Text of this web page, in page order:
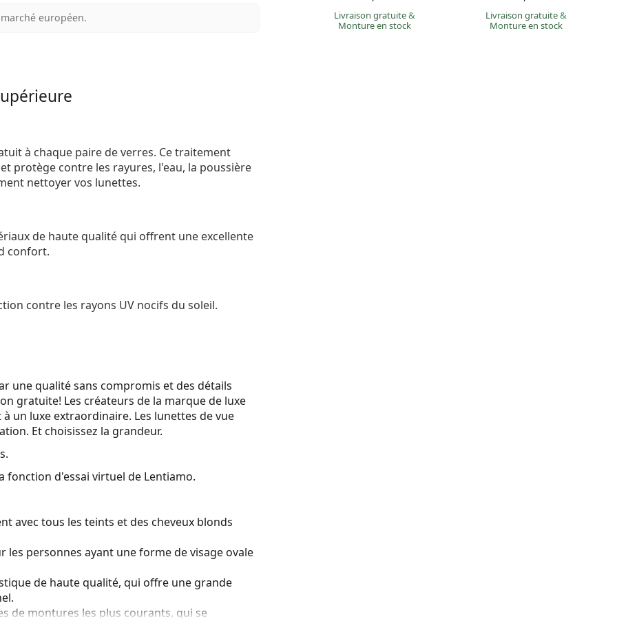
européen. Livraison gratuite&
Monture en stock
Livraison gratuite&
Monture en stock
à chaque paire de verres. Ce traitement
protège contre les rayures, l'eau, la poussière
nettoyer vos lunettes.
de haute qualité qui offrent une excellente
confort.
contre les rayons UV nocifs du soleil.
une qualité sans compromis et des détails
gratuite! Les créateurs de la marque de luxe
un luxe extraordinaire. Les lunettes de vue
Et choisissez la grandeur.
fonction d'essai virtuel de Lentiamo.
avec tous les teints et des cheveux blonds
personnes ayant une forme de visage ovale
de haute qualité, qui offre une grande
de montures les plus courants, qui se